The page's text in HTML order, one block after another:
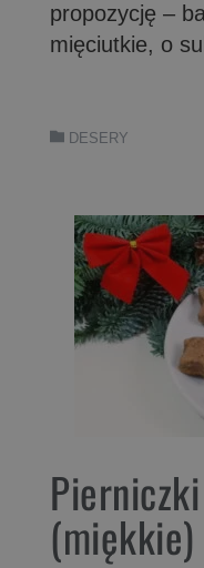
propozycję –
mięciutkie, o
DESERY
(miękkie)